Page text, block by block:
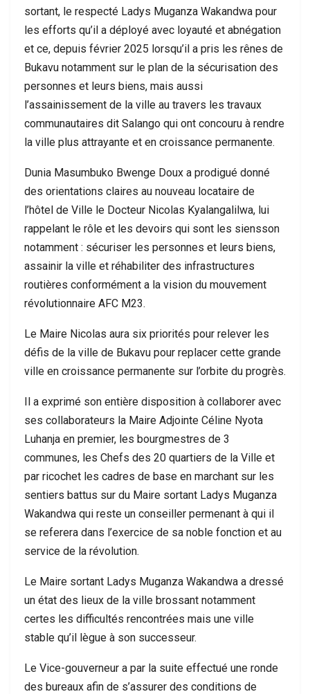
sortant, le respecté Ladys Muganza Wakandwa pour
les efforts qu’il a déployé avec loyauté et abnégation
et ce, depuis février 2025 lorsqu’il a pris les rênes de
Bukavu notamment sur le plan de la sécurisation des
personnes et leurs biens, mais aussi
l’assainissement de la ville au travers les travaux
communautaires dit Salango qui ont concouru à rendre
la ville plus attrayante et en croissance permanente.
Dunia Masumbuko Bwenge Doux a prodigué donné
des orientations claires au nouveau locataire de
l’hôtel de Ville le Docteur Nicolas Kyalangalilwa, lui
rappelant le rôle et les devoirs qui sont les siensson
notamment : sécuriser les personnes et leurs biens,
assainir la ville et réhabiliter des infrastructures
routières conformément a la vision du mouvement
révolutionnaire AFC M23.
Le Maire Nicolas aura six priorités pour relever les
défis de la ville de Bukavu pour replacer cette grande
ville en croissance permanente sur l’orbite du progrès.
Il a exprimé son entière disposition à collaborer avec
ses collaborateurs la Maire Adjointe Céline Nyota
Luhanja en premier, les bourgmestres de 3
communes, les Chefs des 20 quartiers de la Ville et
par ricochet les cadres de base en marchant sur les
sentiers battus sur du Maire sortant Ladys Muganza
Wakandwa qui reste un conseiller permenant à qui il
se referera dans l’exercice de sa noble fonction et au
service de la révolution.
Le Maire sortant Ladys Muganza Wakandwa a dressé
un état des lieux de la ville brossant notamment
certes les difficultés rencontrées mais une ville
stable qu’il lègue à son successeur.
Le Vice-gouverneur a par la suite effectué une ronde
des bureaux afin de s’assurer des conditions de